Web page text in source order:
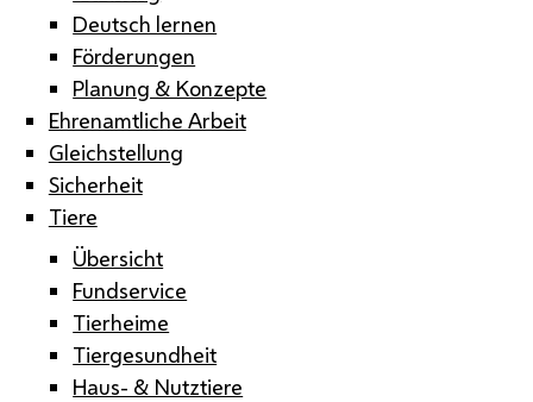
Deutsch lernen
Förderungen
Planung & Konzepte
Ehrenamtliche Arbeit
Gleichstellung
Sicherheit
Tiere
Übersicht
Fundservice
Tierheime
Tiergesundheit
Haus- & Nutztiere